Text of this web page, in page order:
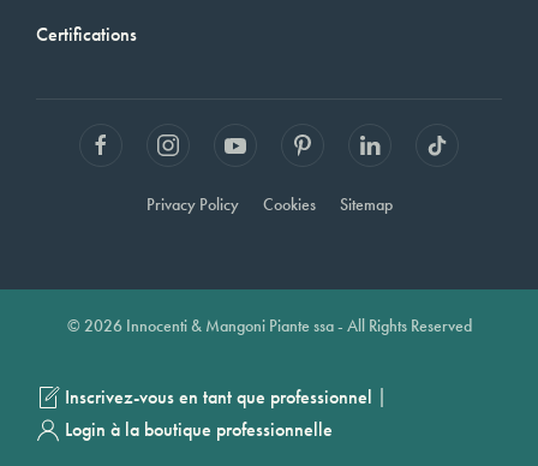
Certifications
Privacy Policy Cookies Sitemap
© 2026 Innocenti & Mangoni Piante ssa - All Rights Reserved
Inscrivez-vous en tant que professionnel |
Login à la boutique professionnelle